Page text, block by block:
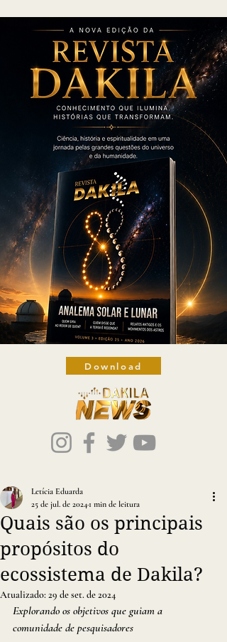
Download
Quais são os principais
propósitos do
ecossistema de Dakila?
Letícia Eduarda
25 de jul. de 2024 1 min de leitura
Atualizado: 29 de set. de 2024
Explorando os objetivos que guiam a
comunidade de pesquisadores